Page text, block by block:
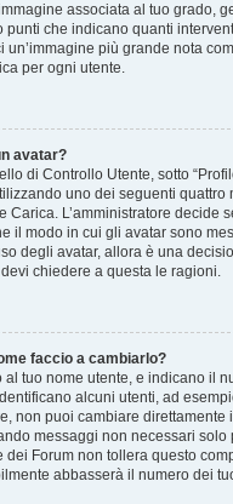
associata al tuo grado,
punti che indicano quanti
un’immagine più grande nota
per ogni utente.
avatar?
di Controllo Utente, sotto
uno dei seguenti quattro
Carica. L’amministratore decide
il modo in cui gli avatar sono
degli avatar, allora è una
chiedere a questa le ragioni.
faccio a cambiarlo?
al tuo nome utente, e indicano il
alcuni utenti, ad
non puoi cambiare direttamente
messaggi non necessari solo
dei Forum non tollera questo
abbasserà il numero dei